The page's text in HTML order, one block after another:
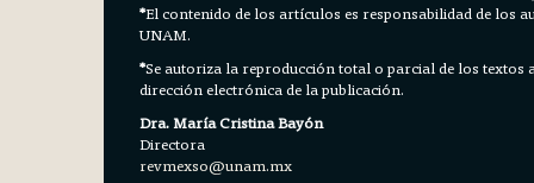
*El contenido de los artículos es responsabilidad de los
UNAM.
*Se autoriza la reproducción total o parcial de los textos
dirección electrónica de la publicación.
Dra. María Cristina Bayón
Directora
revmexso@unam.mx